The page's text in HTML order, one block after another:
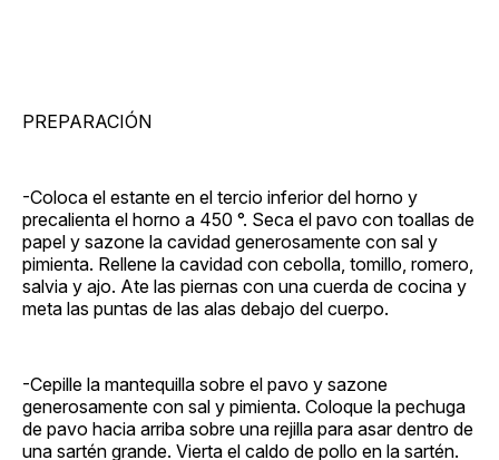
PREPARACIÓN
-Coloca el estante en el tercio inferior del horno y
precalienta el horno a 450 °. Seca el pavo con toallas de
papel y sazone la cavidad generosamente con sal y
pimienta. Rellene la cavidad con cebolla, tomillo, romero,
salvia y ajo. Ate las piernas con una cuerda de cocina y
meta las puntas de las alas debajo del cuerpo.
-Cepille la mantequilla sobre el pavo y sazone
generosamente con sal y pimienta. Coloque la pechuga
de pavo hacia arriba sobre una rejilla para asar dentro de
una sartén grande. Vierta el caldo de pollo en la sartén.